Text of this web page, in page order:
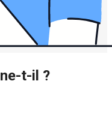
t-il ?